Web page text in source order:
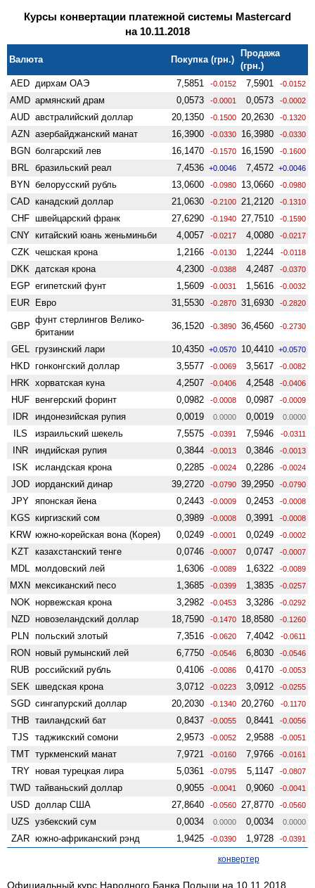
Курсы конвертации платежной системы Mastercard
на 10.11.2018
Валюта Покупка (грн.)
Продажа
(грн.)
AED дирхам ОАЭ 7,5851 -0.0152 7,5901 -0.0152
AMD армянский драм 0,0573 -0.0001 0,0573 -0.0002
AUD австралийский доллар 20,1350 -0.1500 20,2630 -0.1320
AZN азербайджанский манат 16,3900 -0.0330 16,3980 -0.0330
BGN болгарский лев 16,1470 -0.1570 16,1590 -0.1600
BRL бразильский реал 7,4536 +0.0046 7,4572 +0.0046
BYN белорусский рубль 13,0600 -0.0980 13,0660 -0.0980
CAD канадский доллар 21,0630 -0.2100 21,2120 -0.1310
CHF швейцарский франк 27,6290 -0.1940 27,7510 -0.1590
CNY китайский юань женьминьби 4,0057 -0.0217 4,0080 -0.0217
CZK чешская крона 1,2166 -0.0130 1,2244 -0.0118
DKK датская крона 4,2300 -0.0388 4,2487 -0.0370
EGP египетский фунт 1,5609 -0.0031 1,5616 -0.0032
EUR Евро 31,5530 -0.2870 31,6930 -0.2820
GBP
фунт стерлингов Велико­
британии
36,1520 -0.3890 36,4560 -0.2730
GEL грузинский лари 10,4350 +0.0570 10,4410 +0.0570
HKD гонконгский доллар 3,5577 -0.0069 3,5617 -0.0082
HRK хорватская куна 4,2507 -0.0406 4,2548 -0.0406
HUF венгерский форинт 0,0982 -0.0008 0,0987 -0.0009
IDR индонезийская рупия 0,0019 0.0000 0,0019 0.0000
ILS израильский шекель 7,5575 -0.0391 7,5946 -0.0311
INR индийская рупия 0,3844 -0.0013 0,3846 -0.0013
ISK исландская крона 0,2285 -0.0024 0,2286 -0.0024
JOD иорданский динар 39,2720 -0.0790 39,2950 -0.0790
JPY японская йена 0,2443 -0.0009 0,2453 -0.0008
KGS киргизский сом 0,3989 -0.0008 0,3991 -0.0008
KRW южно-корейская вона (Корея) 0,0249 -0.0001 0,0249 -0.0002
KZT казахстанский тенге 0,0746 -0.0007 0,0747 -0.0007
MDL молдовский лей 1,6306 -0.0089 1,6322 -0.0089
MXN мексиканский песо 1,3685 -0.0399 1,3835 -0.0257
NOK норвежская крона 3,2982 -0.0453 3,3286 -0.0292
NZD ново­зеландский доллар 18,7590 -0.1470 18,8580 -0.1260
PLN польский злотый 7,3516 -0.0620 7,4042 -0.0611
RON новый румынский лей 6,7750 -0.0546 6,8030 -0.0546
RUB российский рубль 0,4106 -0.0086 0,4170 -0.0053
SEK шведская крона 3,0712 -0.0223 3,0912 -0.0255
SGD сингапурский доллар 20,2030 -0.1340 20,2760 -0.1170
THB таиландский бат 0,8437 -0.0055 0,8441 -0.0056
TJS таджикский сомони 2,9573 -0.0052 2,9588 -0.0051
TMT туркменский манат 7,9721 -0.0160 7,9766 -0.0161
TRY новая турецкая лира 5,0361 -0.0795 5,1147 -0.0807
TWD тайваньский доллар 0,9055 -0.0041 0,9060 -0.0041
USD доллар США 27,8640 -0.0560 27,8770 -0.0560
UZS узбекский сум 0,0034 0.0000 0,0034 0.0000
ZAR южно-африканский рэнд 1,9425 -0.0390 1,9728 -0.0391
конвертер
Официальный курс Народного Банка Польши на 10.11.2018